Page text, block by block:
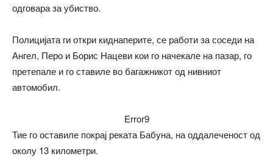
одговара за убиство.
Полицијата ги откри киднаперите, се работи за соседи на
Ангел, Перо и Борис Нацеви кои го начекале на пазар, го
претепале и го ставиле во багажникот од нивниот
автомобил.
Error9
Тие го оставиле покрај реката Бабуна, на оддалеченост од
околу 13 километри.